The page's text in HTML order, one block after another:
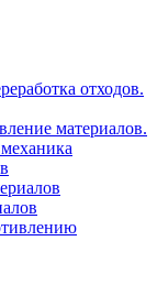
отходов.
материалов.